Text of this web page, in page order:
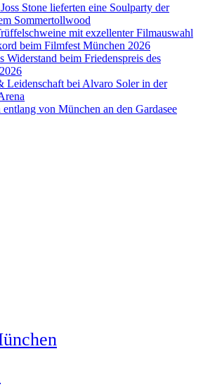
Stone lieferten eine Soulparty der
Sommertollwood
mit exzellenter Filmauswahl
beim Filmfest München 2026
Widerstand beim Friedenspreis des
Leidenschaft bei Alvaro Soler in der
von München an den Gardasee